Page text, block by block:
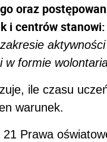
oraz
i centrów stanowi:
w formie
ile czasu
warunek.
Prawa